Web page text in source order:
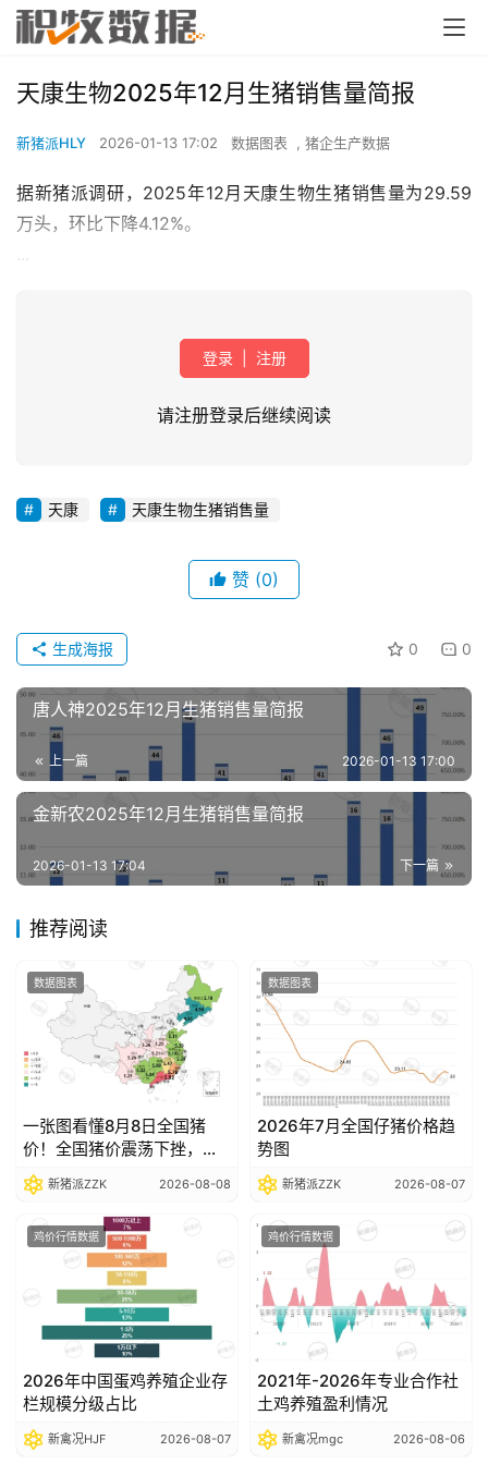
页
资
闻
分
析
报
告
据
图
今
猪
天康生物2025年12月生猪销售量简报
新猪派HLY 2026-01-13 17:02 数据图表 , 猪企生产数据
据新猪派调研，2025年12月天康生物生猪销售量为29.59
万头，环比下降4.12%。
...
登录 注册
请注册登录后继续阅读
天康 天康生物生猪销售量
赞 (0)
0 0
生成海报
唐人神2025年12月生猪销售量简报
上一篇 2026-01-13 17:00
金新农2025年12月生猪销售量简报
下一篇
2026-01-13 17:04
推荐阅读
数据图表
一张图看懂8月8日全国猪
价！全国猪价震荡下挫，部
分省份跌破5元关口
新猪派ZZK 2026-08-08
数据图表
2026年7月全国仔猪价格趋
势图
新猪派ZZK 2026-08-07
鸡价行情数据
2026年中国蛋鸡养殖企业存
栏规模分级占比
新禽况HJF 2026-08-07
鸡价行情数据
2021年-2026年专业合作社
土鸡养殖盈利情况
新禽况mgc 2026-08-06